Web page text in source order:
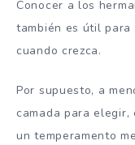
Conocer a los
también es útil para
cuando crezca.
Por supuesto, a
camada para
un temperamento